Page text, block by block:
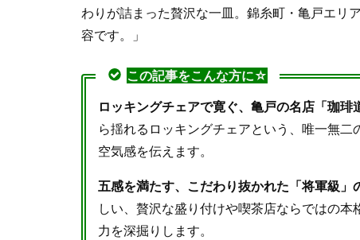
わりが詰まった贅沢な一皿。錦糸町・亀戸エリ
容です。」
この記事をこんな方に☆
ロッキングチェアで寛ぐ、亀戸の名店「珈琲
ら揺れるロッキングチェアという、唯一無
空気感を伝えます。
五感を満たす、こだわり抜かれた「将軍級」
しい、贅沢な盛り付けや喫茶店ならではの
力を深掘りします。